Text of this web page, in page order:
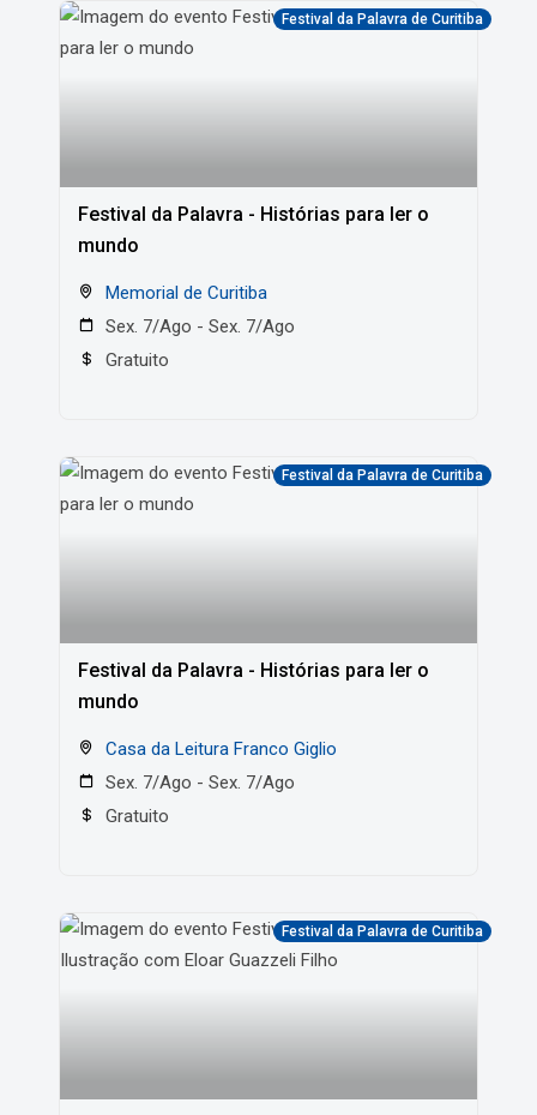
Festival da Palavra de Curitiba
Festival da Palavra - Histórias para ler o
mundo
Memorial de Curitiba
Sex. 7/Ago - Sex. 7/Ago
Gratuito
Festival da Palavra de Curitiba
Festival da Palavra - Histórias para ler o
mundo
Casa da Leitura Franco Giglio
Sex. 7/Ago - Sex. 7/Ago
Gratuito
Festival da Palavra de Curitiba